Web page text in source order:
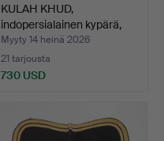
KULAH KHUD,
indopersialainen kypärä,
1800-…
Myyty 14 heinä 2026
21 tarjousta
730 USD